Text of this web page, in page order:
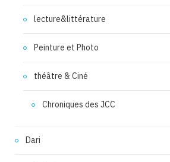
lecture&littérature
Peinture et Photo
théâtre & Ciné
Chroniques des JCC
Dari